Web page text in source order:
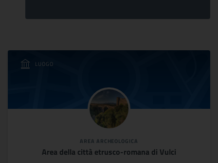
LUOGO
AREA ARCHEOLOGICA
Area della città etrusco-romana di Vulci